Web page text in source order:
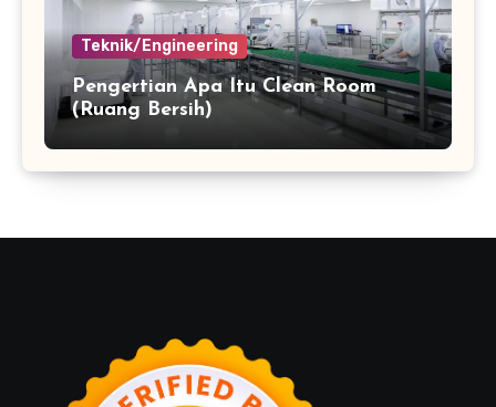
Teknik/Engineering
Pengertian Apa Itu Clean Room
(Ruang Bersih)